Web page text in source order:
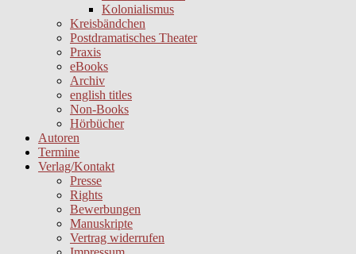
Kolonialismus
Kreisbändchen
Postdramatisches Theater
Praxis
eBooks
Archiv
english titles
Non-Books
Hörbücher
Autoren
Termine
Verlag/Kontakt
Presse
Rights
Bewerbungen
Manuskripte
Vertrag widerrufen